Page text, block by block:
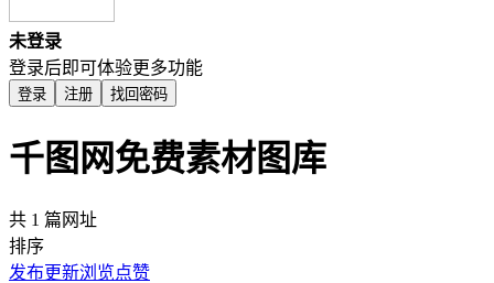
未登录
登录后即可体验更多功能
登录 注册 找回密码
千图网免费素材图库
共 1 篇网址
排序
发布更新浏览点赞